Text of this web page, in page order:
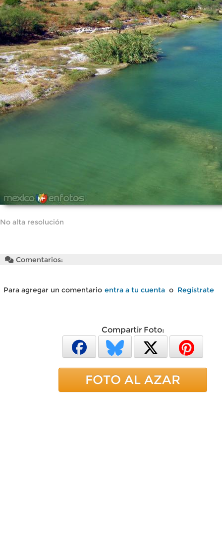
No alta resolución
Comentarios:
Para agregar un comentario entra a tu cuenta o Regístrate
Compartir Foto:
FOTO AL AZAR